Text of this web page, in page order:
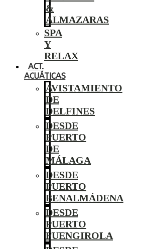
&
ALMAZARAS
SPA
Y
RELAX
ACT.
ACUÁTICAS
AVISTAMIENTO
DE
DELFINES
DESDE
PUERTO
DE
MÁLAGA
DESDE
PUERTO
BENALMÁDENA
DESDE
PUERTO
FUENGIROLA